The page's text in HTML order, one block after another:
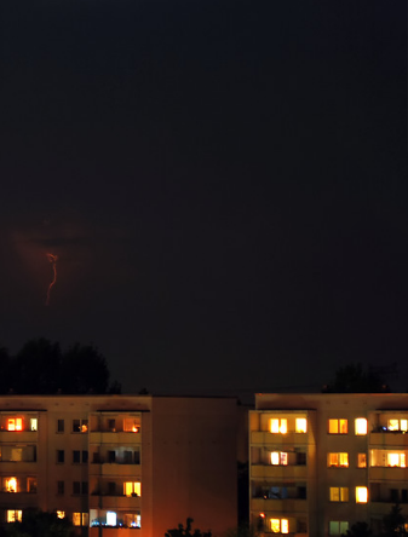
berechtigten Interesses (s. Art. 6 Abs. 1 lit.
erheben und warum
sie für einige Zeit - aus
von wo wie oft aufgerufen werden. Müssen
nicht, es werden nur die
gespeichert werden. Ihr Browser greift auf
(zufällige Zeichenfolge, PHPSESSID), damit
der Cookie verfällt sofort mit dem